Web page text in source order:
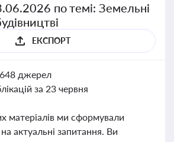
по темі: Земельні
ЕКСПОРТ
джерел
за 23 червня
матеріалів ми сформували
на актуальні запитання. Ви